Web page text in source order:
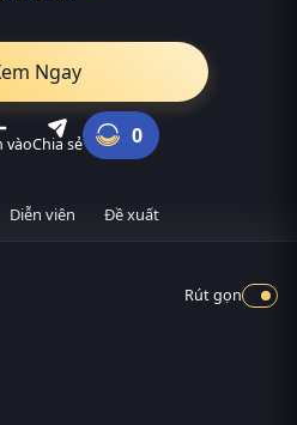
Ngay
vàoChia sẻ 0
Diễn viên Đề xuất
Rút gọn